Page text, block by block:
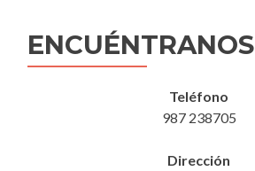
ENCUÉNTRANOS
Teléfono
987 238705
Dirección